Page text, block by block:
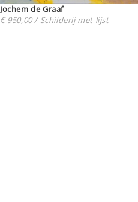
Jochem de Graaf
€ 950,00 / Schilderij met lijst